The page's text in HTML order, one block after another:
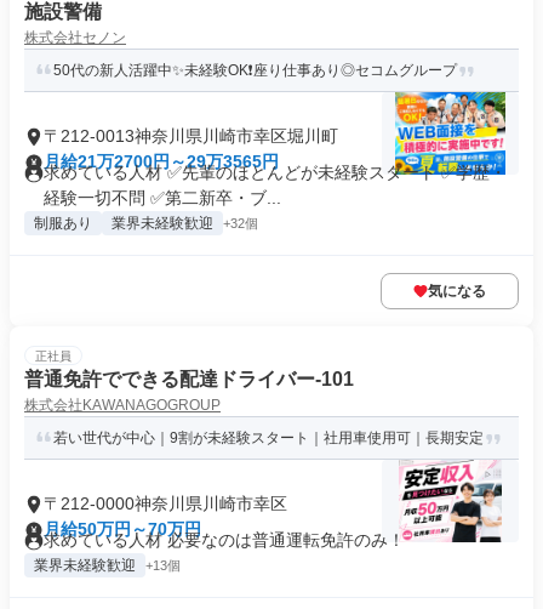
施設警備
株式会社セノン
50代の新人活躍中✨未経験OK❗座り仕事あり◎セコムグループ
〒212-0013神奈川県川崎市幸区堀川町
月給21万2700円～29万3565円
求めている人材 ✅先輩のほとんどが未経験スタート ✅学歴・
経験一切不問 ✅第二新卒・ブ...
制服あり 業界未経験歓迎 +32個
気になる
正社員
普通免許でできる配達ドライバー-101
株式会社KAWANAGOGROUP
若い世代が中心｜9割が未経験スタート｜社用車使用可｜長期安定
〒212-0000神奈川県川崎市幸区
月給50万円～70万円
求めている人材 必要なのは普通運転免許のみ！
業界未経験歓迎 +13個